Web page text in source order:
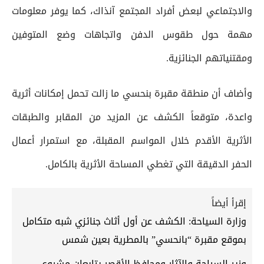
والاجتماعي لبعض أفراد المجتمع آنذاك، كما يوفر معلومات
مهمة حول طقوس الدفن واتجاهات وضع المتوفين
ومقتنياتهم الجنائزية.
وأضاف أن منطقة مقبرة بنحسي ما زالت تحمل إمكانات أثرية
واعدة، متوقعاً الكشف عن المزيد من المقابر والطبقات
الأثرية الأقدم خلال المواسم المقبلة، مع استمرار أعمال
الحفر الدقيقة التي تغطي المساحة الأثرية بالكامل.
إقرأ أيضاً
وزارة السياحة: الكشف عن أول أثاث جنائزي شبه متكامل
بموقع مقبرة “بانحسي” بالمطرية بعين شمس